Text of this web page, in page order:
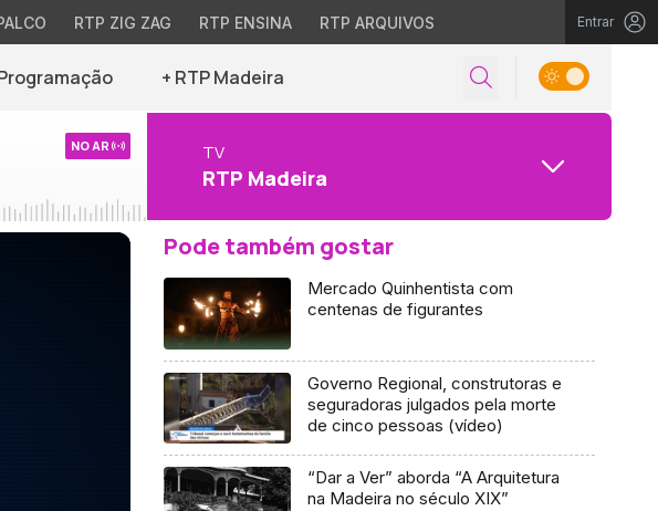
RTP ZIG ZAG RTP ENSINA RTP ARQUIVOS Entrar
+ RTP Madeira
NO AR TV
RTP Madeira
Pode também gostar
Mercado Quinhentista com
centenas de figurantes
Governo Regional, construtoras e
seguradoras julgados pela morte
de cinco pessoas (vídeo)
“Dar a Ver” aborda “A Arquitetura
na Madeira no século XIX”